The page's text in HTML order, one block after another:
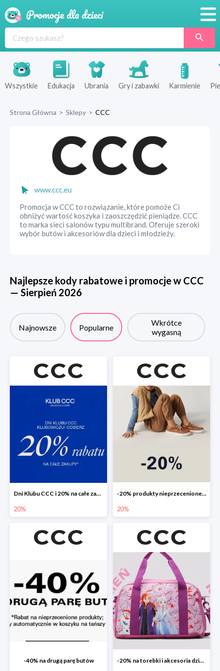
Produkty
Sklepy
Wszystkie Edukacja Ubrania Gry i zabawki Karmienie
Strona Główna > Sklepy > CCC
www.ccc.eu
Promocja w CCC to rozwiązanie, które pomoże Ci
obniżyć wartość koszyka i zaoszczędzić pieniądze. CCC
to marka sieci salonów typu multibrand. Oferuje szeroki
wybór butów i akcesoriów dla dzieci i młodzieży.
Najlepsze kody rabatowe i promocje w CCC
— Sierpień 2026
Najnowsze Popularne
Wkrótce
wygasną
Dni Klubu CCC i 20% na całe zakupy
20%
-20% produkty nieprzecenione 🌼🌷
20%
-40% na drugą parę butów -20% na torebki i akcesoria dziecięce